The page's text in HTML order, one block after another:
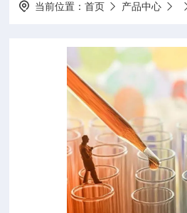
当前位置：首页 产品中心